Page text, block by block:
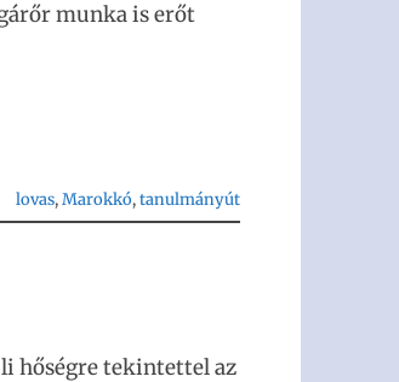
munka is erőt
lovas, Marokkó, tanulmányút
hőségre tekintettel az